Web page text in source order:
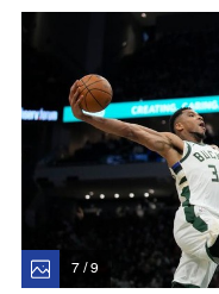
7 / 9